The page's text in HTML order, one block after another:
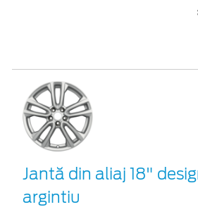
Jantă din aliaj 18"
argintiu